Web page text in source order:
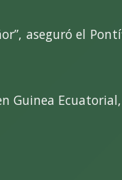
aseguró el
Guinea